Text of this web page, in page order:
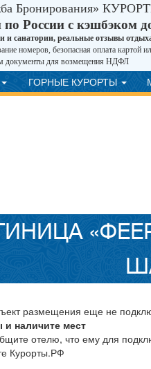
Бронирования»
по России с кэшбэком
и санатории, реальные отзывы
номеров, безопасная оплата картой
документы для возмещения НДФЛ
ГОРНЫЕ КУРОРТЫ
размещения еще не
и наличите мест
отелю, что ему для
Курорты.РФ